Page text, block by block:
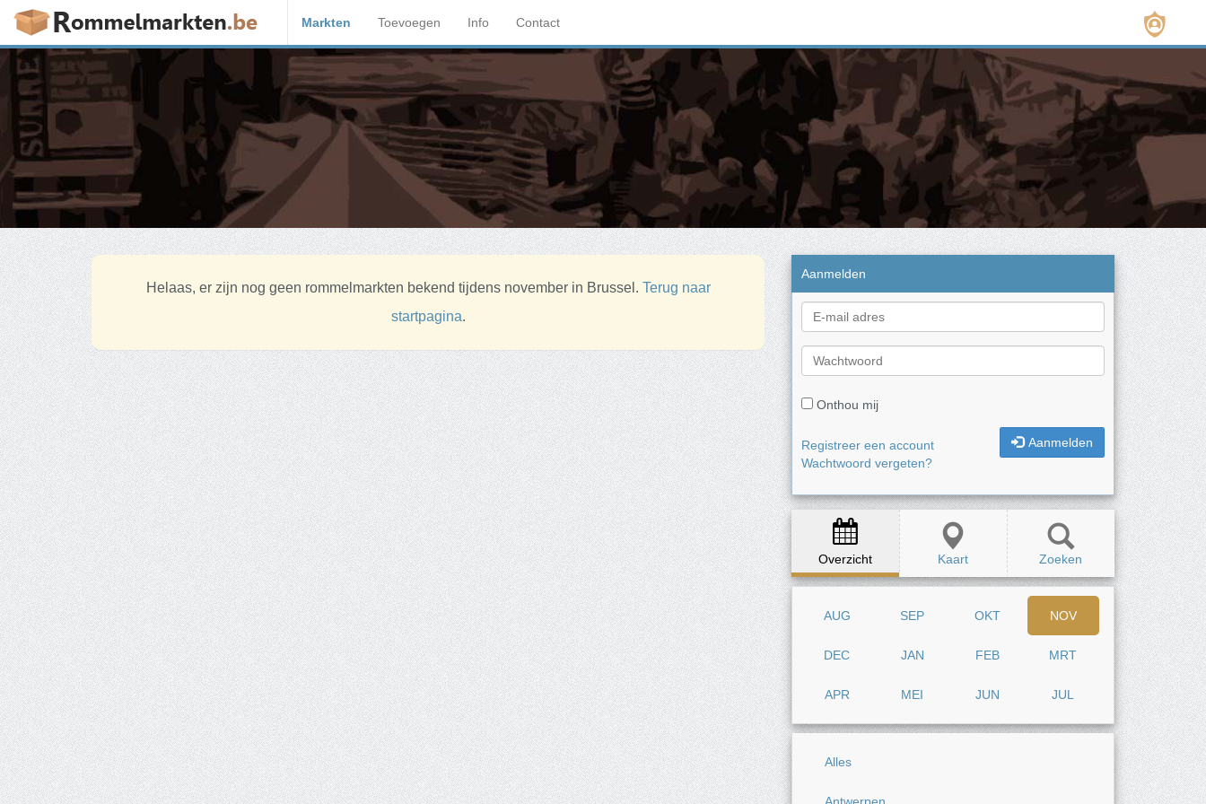
Markten Toevoegen Info Contact
Aanmelden
Onthou mij
Aanmelden
Registreer een account
Wachtwoord vergeten?
Overzicht Kaart Zoeken
AUG SEP OKT NOV
DEC JAN FEB MRT
APR MEI JUN JUL
Alles
Helaas, er zijn nog geen rommelmarkten bekend tijdens november in Brussel. Terug naar
startpagina.